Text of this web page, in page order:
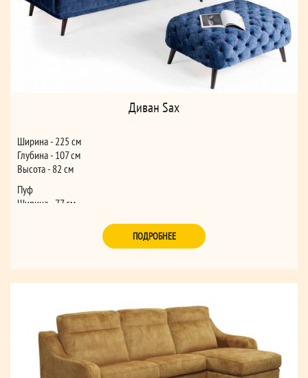
Диван Sax
Ширина - 225 см
Глубина - 107 см
Высота - 82 см
Пуф
Ширина - 77 см
ПОДРОБНЕЕ